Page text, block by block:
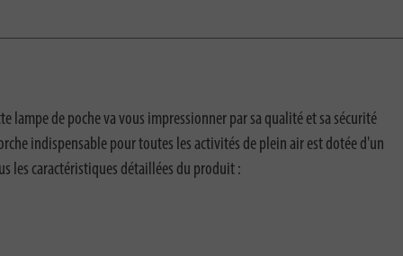
lampe de poche va vous impressionner par sa qualité et sa sécurité
indispensable pour toutes les activités de plein air est dotée d'un
les caractéristiques détaillées du produit :